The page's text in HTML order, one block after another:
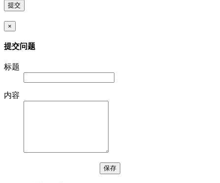
×
提交问题
标题
内容